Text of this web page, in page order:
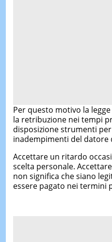
Per questo motivo la
la retribuzione nei tempi
disposizione strumenti
inadempimenti del datore
Accettare un ritardo
scelta personale.
non significa che siano
essere pagato nei termini